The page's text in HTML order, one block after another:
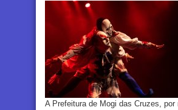
A Prefeitura de Mogi das Cruzes, por